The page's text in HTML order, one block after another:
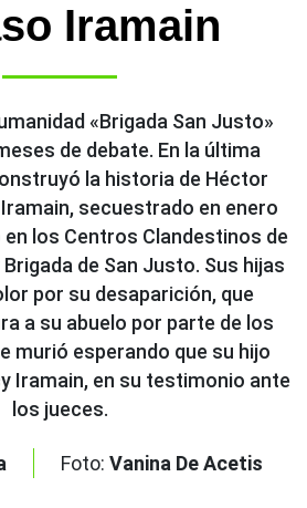
Iramain
«Brigada San Justo»
de debate. En la última
la historia de Héctor
secuestrado en enero
en los Centros Clandestinos de
de San Justo. Sus hijas
por su desaparición, que
a su abuelo por parte de los
murió esperando que su hijo
Iramain, en su testimonio ante
los jueces.
Foto: Vanina De Acetis